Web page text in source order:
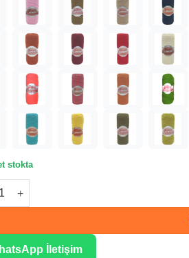
stokta
Bonito Açık Kahve Örgü İpliği 909 adet
İletişim